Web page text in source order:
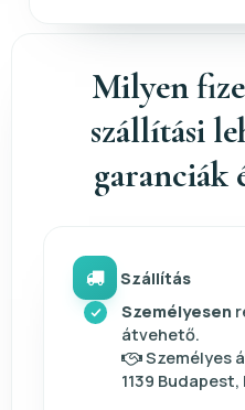
Milyen
szállítási
garanciák
Szállítás
Személyesen
átvehető.
Személyes
1139